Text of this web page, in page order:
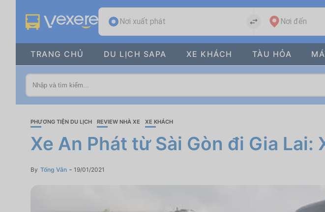
Nơi xuất phát Nơi đến
TRANG CHỦ DU LỊCH SAPA XE KHÁCH TÀU HỎA
PHƯƠNG TIỆN DU LỊCH REVIEW NHÀ XE XE KHÁCH
Xe An Phát từ Sài Gòn đi Gia
By Tống Vân 19/01/2021